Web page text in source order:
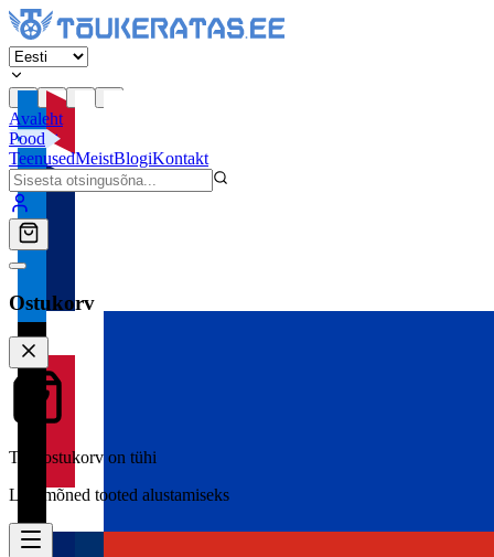
Avaleht
Pood
TeenusedMeistBlogiKontakt
Ostukorv
Teie ostukorv on tühi
Lisa mõned tooted alustamiseks